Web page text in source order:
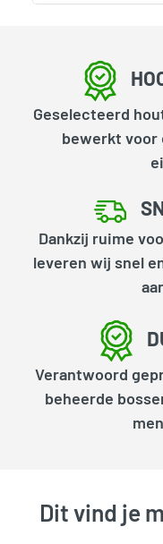
Geselecteerd
bewerkt voor
Dankzij ruime
leveren wij snel
Verantwoord
beheerde
Dit vind je